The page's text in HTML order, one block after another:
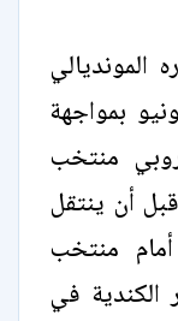
بمواجهة
منتخب
أن ينتقل
منتخب
الكندية في